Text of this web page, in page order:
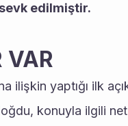
edilmiştir.
VAR
ilişkin yaptığı ilk
konuyla ilgili